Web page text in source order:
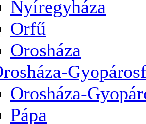
Nyíregyháza
Orfű
Orosháza
Orosháza-
Pápa